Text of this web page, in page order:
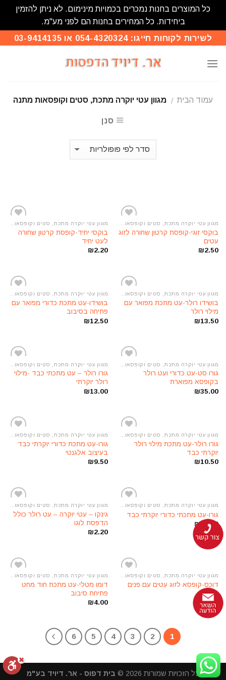
כל המוצרים בחנות נמכרים בכמויות מינימום. לא ניתן להזמין
ביחידות. כל המחירים בחנות הם לפני מע"מ.
Skip
content
לשירות לקוחות חייגו: 054-4320324 או 03-9414135
עמוד הבית / מגוון עטי יוקרה מתכת, סטים וקופסאות מתנה
סנן
הוסף
לרשימת
מגוון עטי יוקרה מתכת, סטים וקופסאות מתנה
בוקסי זוגי-קופסת קרטון שחורה לזוג
עטים
₪2.50
לרשימת
מגוון עטי יוקרה מתכת, סטים וקופסאות מתנה
בוקסי יחיד-קופסת קרטון שחורה
לעט יחיד
₪2.20
לרשימת
מגוון עטי יוקרה מתכת, סטים וקופסאות מתנה
בושידו רולר-עט מתכת מפואר עם
מילוי רולר
₪13.50
לרשימת
מגוון עטי יוקרה מתכת, סטים וקופסאות מתנה
בושידו-עט מתכת כדורי מפואר עם
פתיחה בסיבוב
₪12.50
גורו סט-עט כדורי ועט רולר
בקופסא מפוארת
₪35.00
הוסף
לרשימתגורו רולר – עט מתכתי כבד -מילוי
רולר יוקרתי
₪13.00
גורו רולר-עט מתכת מילוי רולר
יוקרתי כבד
₪10.50
לרשימתגורו-עט מתכת כדורי יוקרתי כבד
בעיצוב אלגנטי
₪9.50
לרשימתגורו-עט מתכתי כדורי יוקרתי כבד
₪12.00
הוסף
לרשימתגינקו – עטי יוקרה – עט רולר כולל
הדפסת לוגו
₪2.20
לרשימת
מגוון עטי יוקרה מתכת, סטים וקופסאות מתנה
דוכס-קופסא לזוג עטים עם פנים
קטיפה
₪5.50
לרשימת
מגוון עטי יוקרה מתכת, סטים וקופסאות מתנה
דומו מטלי-עט מתכת חוד מחט
פתיחת סיבוב
₪4.00
1
2
3
4
5
6
כל הזכויות שמורות 2026 © בית דפוס - אר. דיויד בע"מ